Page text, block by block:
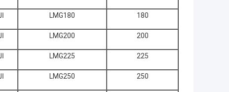
180
LMG180
200
LMG200
225
LMG225
250
LMG250